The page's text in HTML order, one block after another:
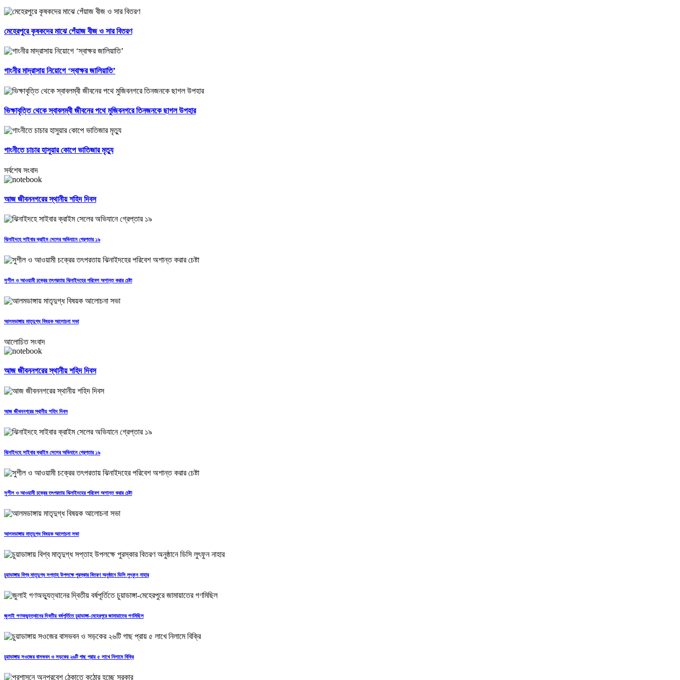
মেহেরপুরে কৃষকদের মাঝে পেঁয়াজ বীজ ও সার বিতরণ
গাংনীর মাদ্রাসায় নিয়োগে ‘স্বাক্ষর জালিয়াতি’
ভিক্ষাবৃত্তি থেকে স্বাবলম্বী জীবনের পথে মুজিবনগরে তিনজনকে ছাগল উপহার
গাংনীতে চাচার হাসুয়ার কোপে ভাতিজার মৃত্যু
সর্বশেষ সংবাদ
আজ জীবননগরের স্থানীয় শহিদ দিবস
ঝিনাইদহে সাইবার ক্রাইম সেলের অভিযানে গ্রেপ্তার ১৯
সুশীল ও আওয়ামী চক্রের তৎপরতায় ঝিনাইদহের পরিবেশ অশান্ত করার চেষ্টা
আলমডাঙ্গায় মাতৃদুগ্ধ বিষয়ক আলোচনা সভা
আলোচিত সংবাদ
আজ জীবননগরের স্থানীয় শহিদ দিবস
আজ জীবননগরের স্থানীয় শহিদ দিবস
ঝিনাইদহে সাইবার ক্রাইম সেলের অভিযানে গ্রেপ্তার ১৯
সুশীল ও আওয়ামী চক্রের তৎপরতায় ঝিনাইদহের পরিবেশ অশান্ত করার চেষ্টা
আলমডাঙ্গায় মাতৃদুগ্ধ বিষয়ক আলোচনা সভা
চুয়াডাঙ্গায় বিশ্ব মাতৃদুগ্ধ সপ্তাহ উপলক্ষে পুরস্কার বিতরণ অনুষ্ঠানে ডিসি লুৎফুন নাহার
জুলাই গণঅভ্যুত্থানের দ্বিতীয় বর্ষপূর্তিতে চুয়াডাঙ্গা-মেহেরপুরে জামায়াতের গণমিছিল
চুয়াডাঙ্গায় সওজের বাসভবন ও সড়কের ২৬টি গাছ প্রায় ৫ লাখে নিলামে বিক্রি